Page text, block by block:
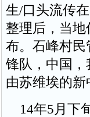
生/口头流传
整理后，当
布。石峰村民
锋队，中国
由苏维埃的新
14年5月下